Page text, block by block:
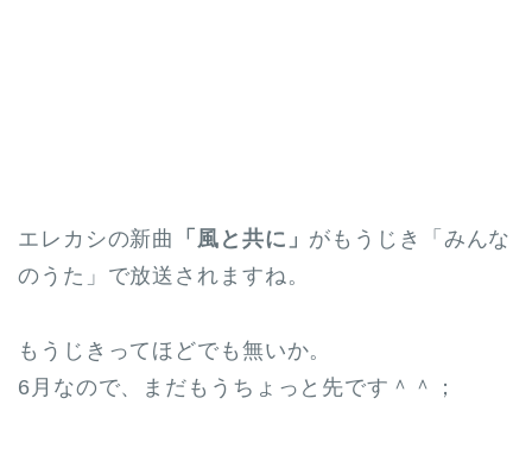
エレカシの新曲 「風と共に」 がもうじき「みんな
のうた」で放送されますね。
もうじきってほどでも無いか。
6月なので、まだもうちょっと先です＾＾；